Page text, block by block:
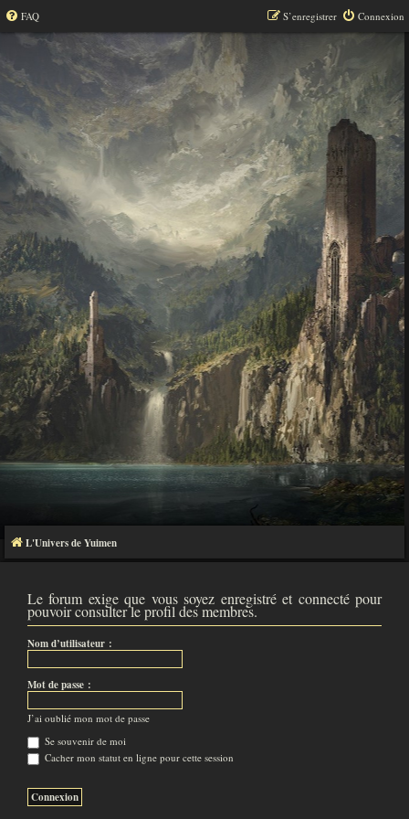
FAQ Connexion
S’enregistrer
L'Univers de Yuimen
Le forum exige que vous soyez enregistré et connecté pour
pouvoir consulter le profil des membres.
Nom d’utilisateur :
Mot de passe :
J’ai oublié mon mot de passe
Se souvenir de moi
Cacher mon statut en ligne pour cette session